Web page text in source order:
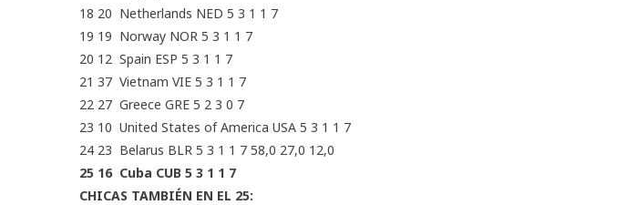
18 20 Netherlands NED 5 3 1 1 7
19 19 Norway NOR 5 3 1 1 7
20 12 Spain ESP 5 3 1 1 7
21 37 Vietnam VIE 5 3 1 1 7
22 27 Greece GRE 5 2 3 0 7
23 10 United States of America USA 5 3 1 1 7
24 23 Belarus BLR 5 3 1 1 7 58,0 27,0 12,0
25 16 Cuba CUB 5 3 1 1 7
CHICAS TAMBIÉN EN EL 25: